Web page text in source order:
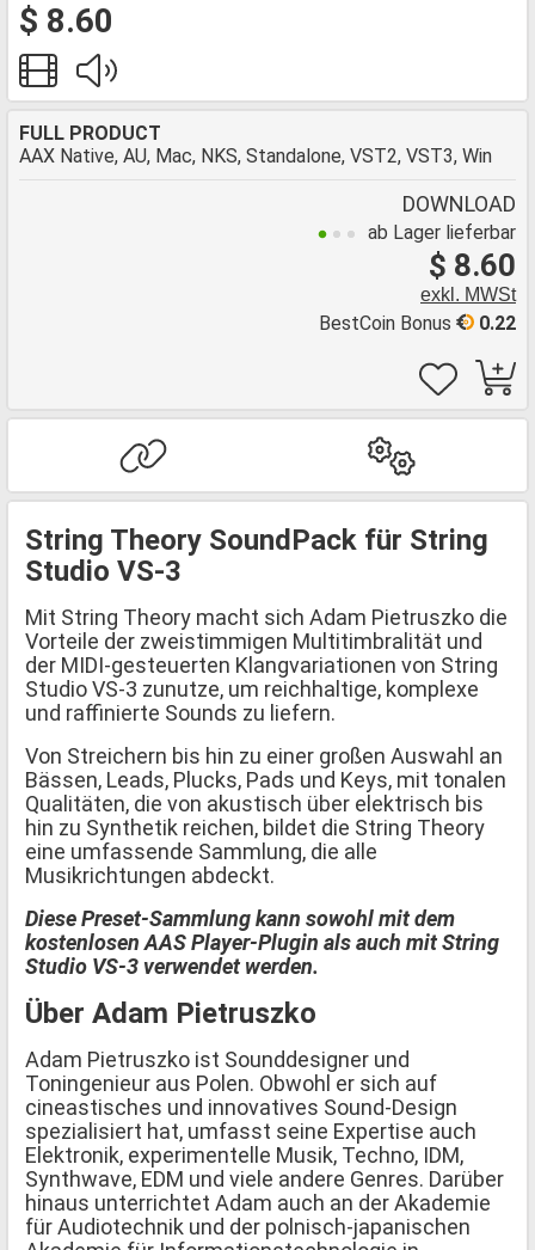
$ 8.60
FULL PRODUCT
AAX Native, AU, Mac, NKS, Standalone, VST2, VST3, Win
DOWNLOAD
ab Lager lieferbar
$ 8.60
exkl. MWSt
0.22
BestCoin Bonus
String Theory SoundPack für String
Studio VS-3
Mit String Theory macht sich Adam Pietruszko die
Vorteile der zweistimmigen Multitimbralität und
der MIDI-gesteuerten Klangvariationen von String
Studio VS-3 zunutze, um reichhaltige, komplexe
und raffinierte Sounds zu liefern.
Von Streichern bis hin zu einer großen Auswahl an
Bässen, Leads, Plucks, Pads und Keys, mit tonalen
Qualitäten, die von akustisch über elektrisch bis
hin zu Synthetik reichen, bildet die String Theory
eine umfassende Sammlung, die alle
Musikrichtungen abdeckt.
Diese Preset-Sammlung kann sowohl mit dem
kostenlosen AAS Player-Plugin als auch mit String
Studio VS-3 verwendet werden.
Über Adam Pietruszko
Adam Pietruszko ist Sounddesigner und
Toningenieur aus Polen. Obwohl er sich auf
cineastisches und innovatives Sound-Design
spezialisiert hat, umfasst seine Expertise auch
Elektronik, experimentelle Musik, Techno, IDM,
Synthwave, EDM und viele andere Genres. Darüber
hinaus unterrichtet Adam auch an der Akademie
für Audiotechnik und der polnisch-japanischen